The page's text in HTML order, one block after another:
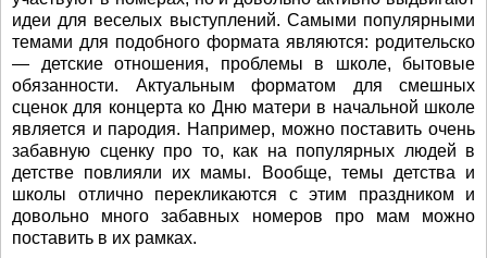
идеи для веселых выступлений. Самыми популярными
темами для подобного формата являются: родительско
— детские отношения, проблемы в школе, бытовые
обязанности. Актуальным форматом для смешных
сценок для концерта ко Дню матери в начальной школе
является и пародия. Например, можно поставить очень
забавную сценку про то, как на популярных людей в
детстве повлияли их мамы. Вообще, темы детства и
школы отлично перекликаются с этим праздником и
довольно много забавных номеров про мам можно
поставить в их рамках.